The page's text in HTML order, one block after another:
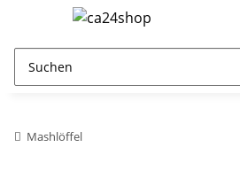
Mashlöffel